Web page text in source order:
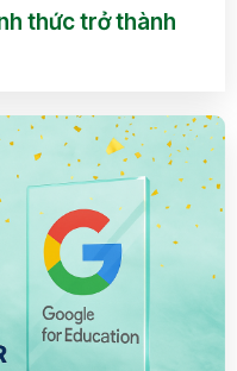
thức trở thành